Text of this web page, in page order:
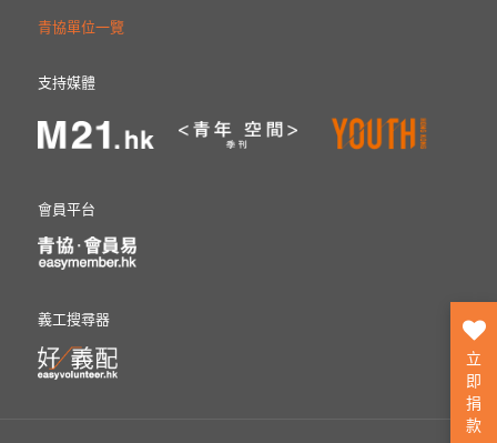
青協單位一覽
支持媒體
會員平台
義工搜尋器
立
即
捐
款